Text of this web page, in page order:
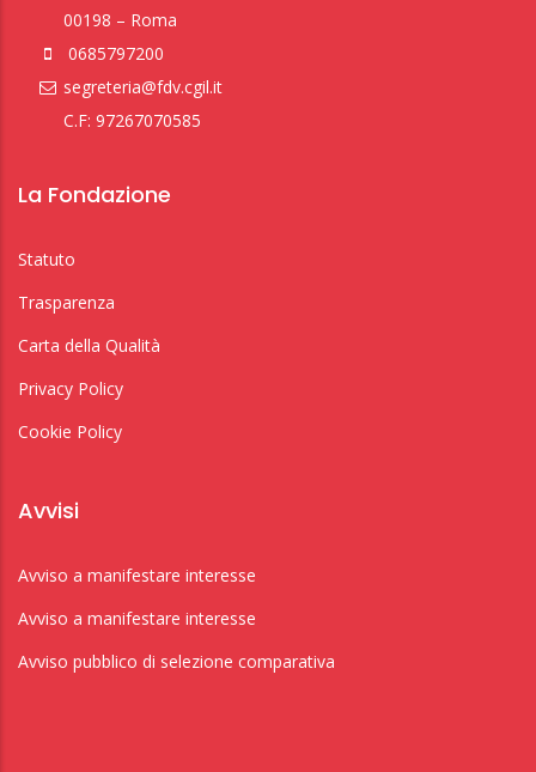
00198 – Roma
0685797200
segreteria@fdv.cgil.it
C.F: 97267070585
La Fondazione
Statuto
Trasparenza
Carta della Qualità
Privacy Policy
Cookie Policy
Avvisi
Avviso a manifestare interesse
Avviso a manifestare interesse
Avviso pubblico di selezione comparativa